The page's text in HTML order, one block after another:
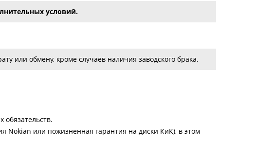
условий.
или обмену, кроме случаев наличия заводского брака.
Nokian или пожизненная гарантия на диски КиК), в этом